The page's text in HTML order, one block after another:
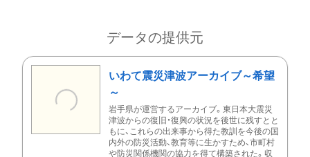
データの提供元
いわて震災津波アーカイブ～希望
～
岩手県が運営するアーカイブ。東日本大震災
津波からの復旧・復興の状況を後世に残すとと
もに、これらの出来事から得た教訓を今後の国
内外の防災活動、教育等に生かすため、市町村
や防災関係機関の協力を得て構築された。収